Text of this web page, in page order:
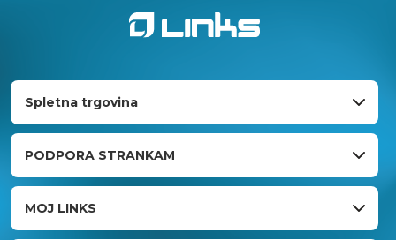
Spletna trgovina
PODPORA STRANKAM
MOJ LINKS